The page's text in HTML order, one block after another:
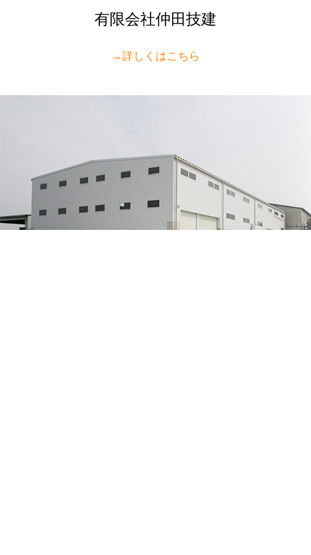
有限会社仲田技建
→詳しくはこちら